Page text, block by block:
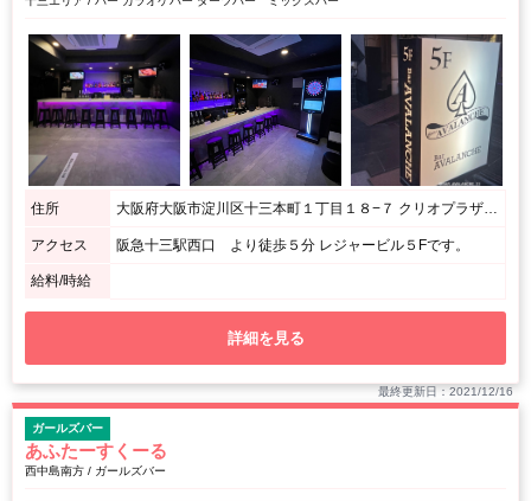
住所 大阪府大阪市淀川区十三本町１丁目１８−７ クリオプラザ十三Part2 ５F
アクセス 阪急十三駅西口 より徒歩５分 レジャービル５Fです。
給料/時給
詳細を見る
最終更新日：2021/12/16
ガールズバー
あふたーすくーる
西中島南方 / ガールズバー